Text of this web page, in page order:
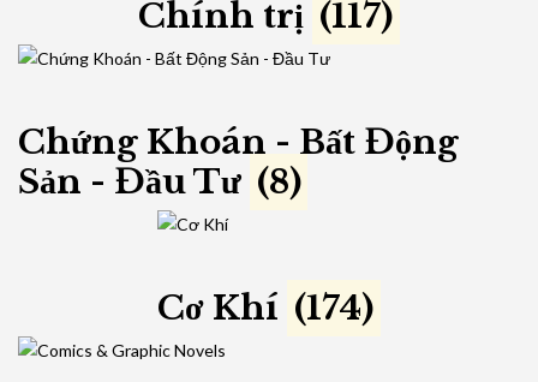
Chính trị (117)
Chứng Khoán - Bất Động
Sản - Đầu Tư (8)
Cơ Khí (174)